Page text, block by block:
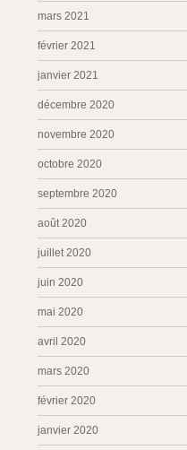
mars 2021
février 2021
janvier 2021
décembre 2020
novembre 2020
octobre 2020
septembre 2020
août 2020
juillet 2020
juin 2020
mai 2020
avril 2020
mars 2020
février 2020
janvier 2020